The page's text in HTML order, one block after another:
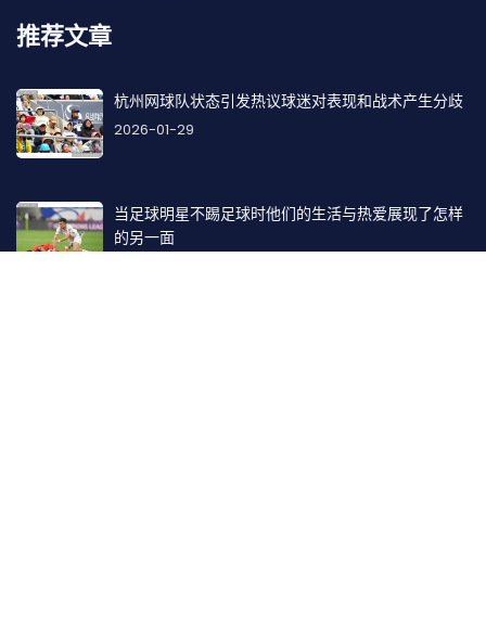
推荐文章
杭州网球队状态引发热议球迷对表现和战术产生分歧
2026-01-29
当足球明星不踢足球时他们的生活与热爱展现了怎样
的另一面